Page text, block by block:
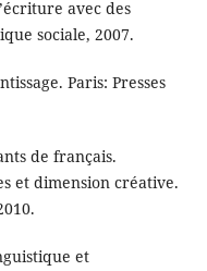
avec des
sociale, 2007.
Paris: Presses
de français.
et dimension créative.
et